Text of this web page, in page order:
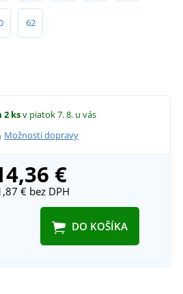
62
2 ksv piatok 7. 8. u vás
Možnosti dopravy
€
€ bez DPH
DO KOŠÍKA